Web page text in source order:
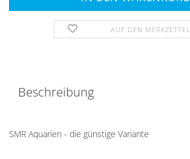
AUF DEN MERKZETTEL
Beschreibung
SMR Aquarien - die günstige Variante